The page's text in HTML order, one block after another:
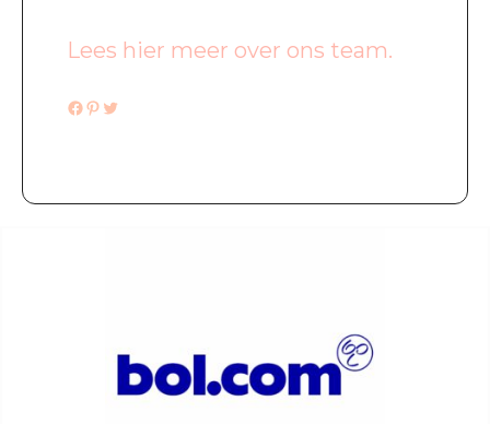
Lees hier meer over ons team.
Facebook
Pinterest
Twitter